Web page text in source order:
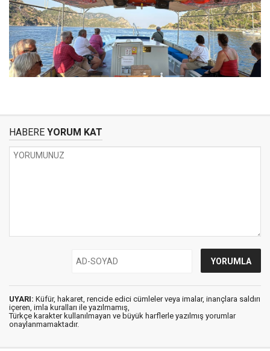
HABERE YORUM KAT
UYARI: Küfür, hakaret, rencide edici cümleler veya imalar, inançlara saldırı
içeren, imla kuralları ile yazılmamış,
Türkçe karakter kullanılmayan ve büyük harflerle yazılmış yorumlar
onaylanmamaktadır.